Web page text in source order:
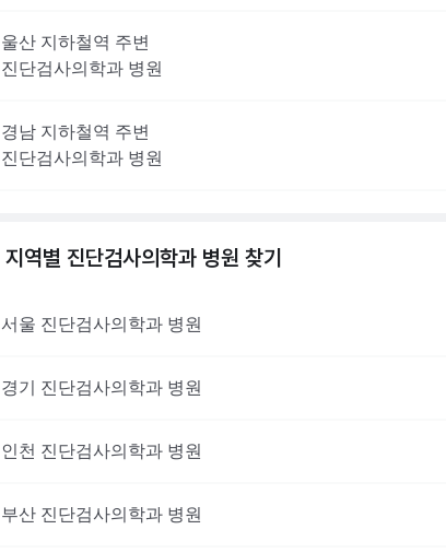
울산 지하철역 주변
진단검사의학과 병원
경남 지하철역 주변
진단검사의학과 병원
지역별 진단검사의학과 병원 찾기
서울 진단검사의학과 병원
경기 진단검사의학과 병원
인천 진단검사의학과 병원
부산 진단검사의학과 병원